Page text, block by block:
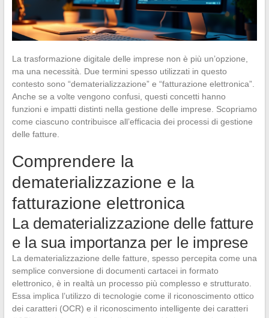
La trasformazione digitale delle imprese non è più un’opzione,
ma una necessità. Due termini spesso utilizzati in questo
contesto sono “dematerializzazione” e “fatturazione elettronica”.
Anche se a volte vengono confusi, questi concetti hanno
funzioni e impatti distinti nella gestione delle imprese. Scopriamo
come ciascuno contribuisce all’efficacia dei processi di gestione
delle fatture.
Comprendere la
dematerializzazione e la
fatturazione elettronica
La dematerializzazione delle fatture
e la sua importanza per le imprese
La dematerializzazione delle fatture, spesso percepita come una
semplice conversione di documenti cartacei in formato
elettronico, è in realtà un processo più complesso e strutturato.
Essa implica l’utilizzo di tecnologie come il riconoscimento ottico
dei caratteri (OCR) e il riconoscimento intelligente dei caratteri